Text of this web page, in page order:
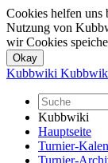
Cookies helfen
Nutzung von
wir Cookies
Kubbwiki
Kubbwiki
Hauptseite
Turnier-
Turnier-